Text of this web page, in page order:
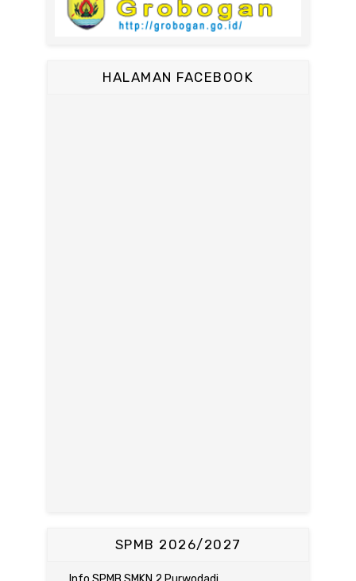
HALAMAN FACEBOOK
SPMB 2026/2027